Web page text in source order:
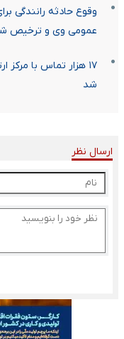
وقوع حادثه رانندگی
عمومی وی و ترخیص
۱۷ هزار تماس با
شد
ارسال نظر